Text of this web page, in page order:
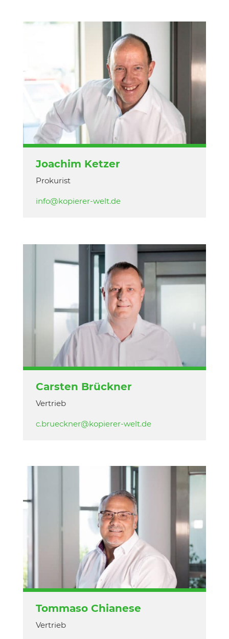
Joachim Ketzer
Prokurist
info@kopierer-welt.de
Carsten Brückner
Vertrieb
c.brueckner@kopierer-welt.de
Tommaso Chianese
Vertrieb